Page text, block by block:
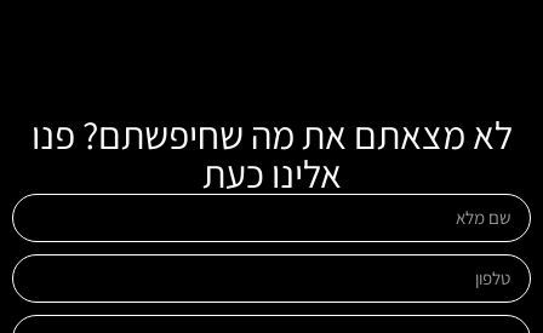
לא מצאתם את מה שחיפשתם? פנו
אלינו כעת